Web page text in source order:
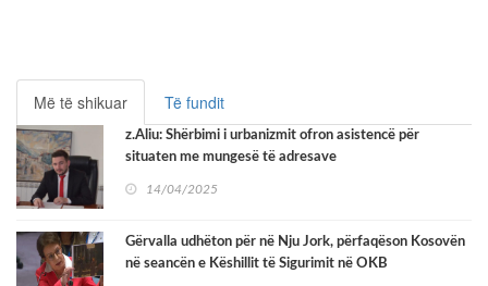
Më të shikuar Të fundit
z.Aliu: Shërbimi i urbanizmit ofron asistencë për
situaten me mungesë të adresave
14/04/2025
Gërvalla udhëton për në Nju Jork, përfaqëson Kosovën
në seancën e Këshillit të Sigurimit në OKB